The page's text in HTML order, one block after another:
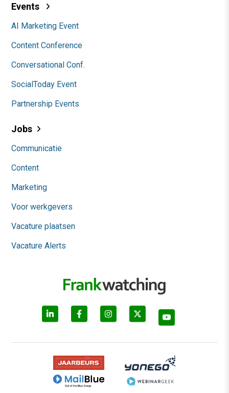
Events
AI Marketing Event
Content Conference
Conversational Conf.
SocialToday Event
Partnership Events
Jobs
Communicatie
Content
Marketing
Voor werkgevers
Vacature plaatsen
Vacature Alerts